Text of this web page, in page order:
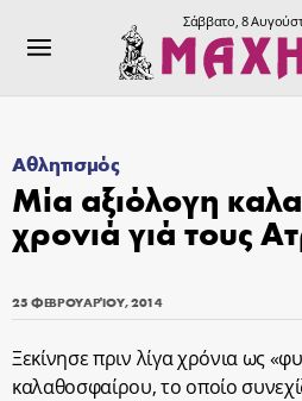
Σάββατο, 8
Αθλητισμός
Μία αξιόλογη
χρονιά γιά τους
25 ΦΕΒΡΟΥΑΡΊΟΥ, 2014
Ξεκίνησε πριν λίγα χρόνια ως
καλαθοσφαίρου, το οποίο